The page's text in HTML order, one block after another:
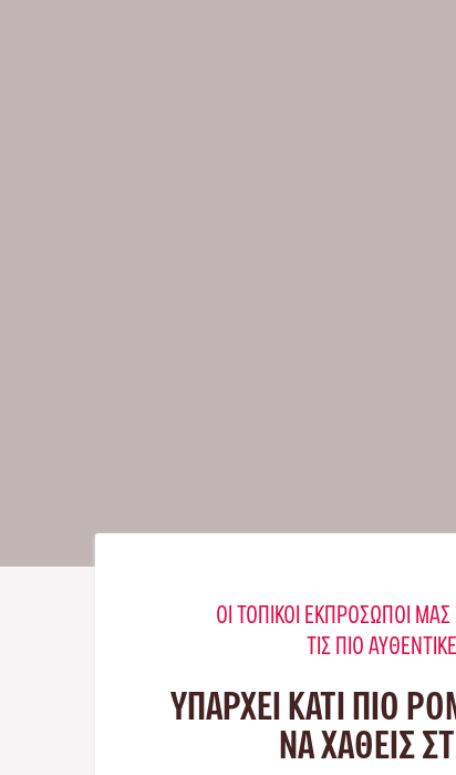
ΟΙ ΤΟΠΙΚΟΊ ΕΚΠΡΌΣΩΠΟΊ
ΤΙΣ ΠΙΟ
ΥΠΑΡΧΕΙ ΚΑΤΙ ΠΙΟ
ΝΑ ΧΑΘΕΙΣ